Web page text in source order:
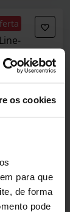
os cookies
para que
de forma
pode
Gen2
IEC/USB
(0)
ao